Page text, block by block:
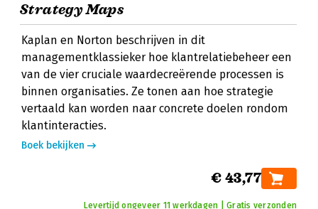
Strategy Maps
Kaplan en Norton beschrijven in dit
managementklassieker hoe klantrelatiebeheer een
van de vier cruciale waardecreërende processen is
binnen organisaties. Ze tonen aan hoe strategie
vertaald kan worden naar concrete doelen rondom
klantinteracties.
Boek bekijken
€ 43,77
Levertijd ongeveer 11 werkdagen | Gratis verzonden